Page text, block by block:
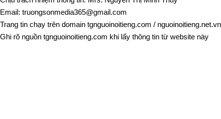
Email: truongsonmedia365@gmail.com
Trang tin chạy trên domain tgnguoinoitieng.com / nguoinoitieng.net.vn
Ghi rõ nguồn tgnguoinoitieng.com khi lấy thông tin từ website này